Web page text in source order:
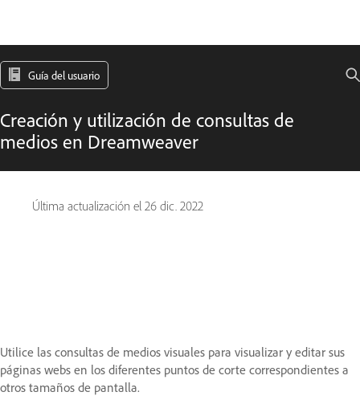
Guía del usuario
Creación y utilización de consultas de
medios en Dreamweaver
Última actualización el 26 dic. 2022
Utilice las consultas de medios visuales para visualizar y editar sus
páginas webs en los diferentes puntos de corte correspondientes a
otros tamaños de pantalla.